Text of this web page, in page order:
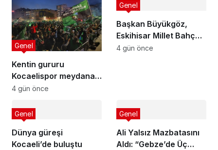
Kentin gururu
Kocaelispor meydana
iniyor
Genel
4 gün önce
Başkan Büyükgöz,
Eskihisar Millet Bahçesi
ve Botanik Parkı’nda
Genel
4 gün önce
Dünya güreşi
Kocaeli’de buluştu
Genel
Ali Yalsız Mazbatasını
Aldı: “Gebze’de Üç
Genel